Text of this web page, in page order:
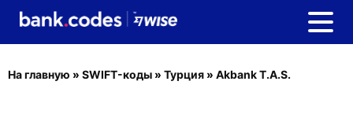
На главную » SWIFT-коды » Турция » Akbank T.A.S.